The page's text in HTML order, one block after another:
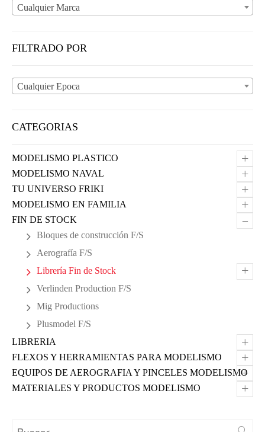
Cualquier Marca
FILTRADO POR
Cualquier Epoca
CATEGORIAS
+
MODELISMO PLASTICO
+
MODELISMO NAVAL
+
TU UNIVERSO FRIKI
+
MODELISMO EN FAMILIA
–
FIN DE STOCK
Bloques de construcción F/S
Aerografía F/S
+
Librería Fin de Stock
Verlinden Production F/S
Mig Productions
Plusmodel F/S
+
LIBRERIA
+
FLEXOS Y HERRAMIENTAS PARA MODELISMO
+
EQUIPOS DE AEROGRAFIA Y PINCELES MODELISMO
+
MATERIALES Y PRODUCTOS MODELISMO